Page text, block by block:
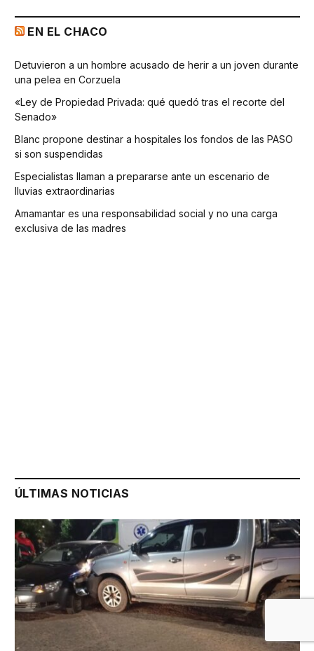
EN EL CHACO
Detuvieron a un hombre acusado de herir a un joven durante
una pelea en Corzuela
«Ley de Propiedad Privada: qué quedó tras el recorte del
Senado»
Blanc propone destinar a hospitales los fondos de las PASO
si son suspendidas
Especialistas llaman a prepararse ante un escenario de
lluvias extraordinarias
Amamantar es una responsabilidad social y no una carga
exclusiva de las madres
ÚLTIMAS NOTICIAS